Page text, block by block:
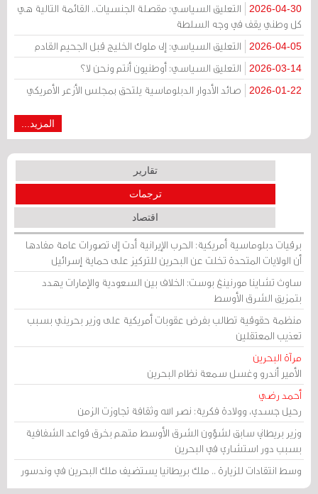
2026-04-30
التعليق السياسي: مقصلة الجنسيات.. القائمة التالية هي
كل وطني يقف في وجه السلطة
2026-04-05 التعليق السياسي: إلى ملوك الخليج قبل الجحيم القادم
2026-03-14 التعليق السياسي: أوطنيون أنتم ونحن لا؟
2026-01-22 صائد الأدوار الدبلوماسية يلتحق بمجلس الأزعر الأمريكي
المزيد...
تقارير
ترجمات
اقتصاد
برقيات دبلوماسية أمريكية: الحرب الإيرانية أدت إلى تصورات عامة مفادها
أن الولايات المتحدة تخلت عن البحرين للتركيز على حماية إسرائيل
ساوث تشاينا مورنينغ بوست: الخلاف بين السعودية والإمارات يهدد
بتمزيق الشرق الأوسط
منظمة حقوقية تطالب بفرض عقوبات أمريكية على وزير بحريني بسبب
تعذيب المعتقلين
مرآة البحرين
الأمير أندرو وغسل سمعة نظام البحرين
أحمد رضي
رحيل جسدي، وولادة فكرية: نصر الله وثقافة تجاوزت الزمن
وزير بريطاني سابق لشؤون الشرق الأوسط متهم بخرق قواعد الشفافية
بسبب دور استشاري في البحرين
وسط انتقادات للزيارة .. ملك بريطانيا يستضيف ملك البحرين في وندسور